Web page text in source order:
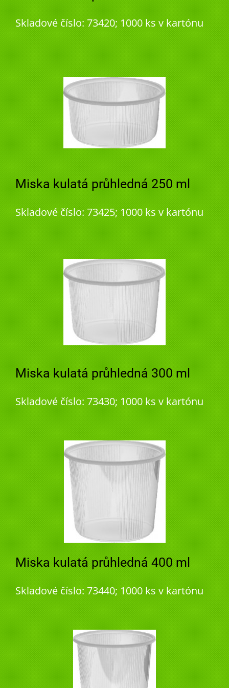
Skladové číslo: 73420; 1000 ks v kartónu
Miska kulatá průhledná 250 ml
Skladové číslo: 73425; 1000 ks v kartónu
Miska kulatá průhledná 300 ml
Skladové číslo: 73430; 1000 ks v kartónu
Miska kulatá průhledná 400 ml
Skladové číslo: 73440; 1000 ks v kartónu